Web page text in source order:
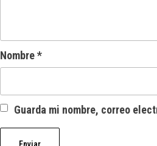
Nombre*
Guarda mi nombre, correo